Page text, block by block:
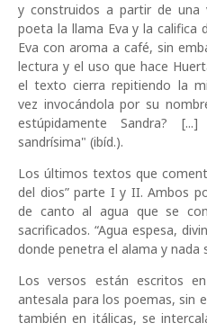
y construidos a partir de una
poeta la llama Eva y la califica
Eva con aroma a café, sin
lectura y el uso que hace
el texto cierra repitiendo la
vez invocándola por su
estúpidamente Sandra?
sandrísima" (ibíd.).
Los últimos textos que
del dios” parte I y II. Ambos
de canto al agua que se
sacrificados. “Agua espesa,
donde penetra el alama y nada
Los versos están escritos
antesala para los poemas, sin
también en itálicas, se